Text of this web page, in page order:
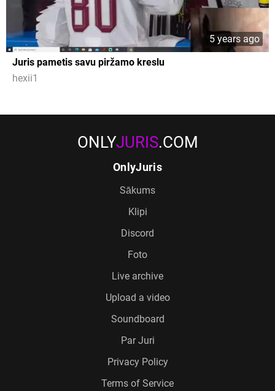
5 years ago
Juris pametis savu piržamo kreslu
hexii1
ONLYJURIS.COM
OnlyJuris
Sākums
Klipi
Discord
Foto
Live archive
Upload a video
Soundboard
Par Juri
Privacy Policy
Terms of Service